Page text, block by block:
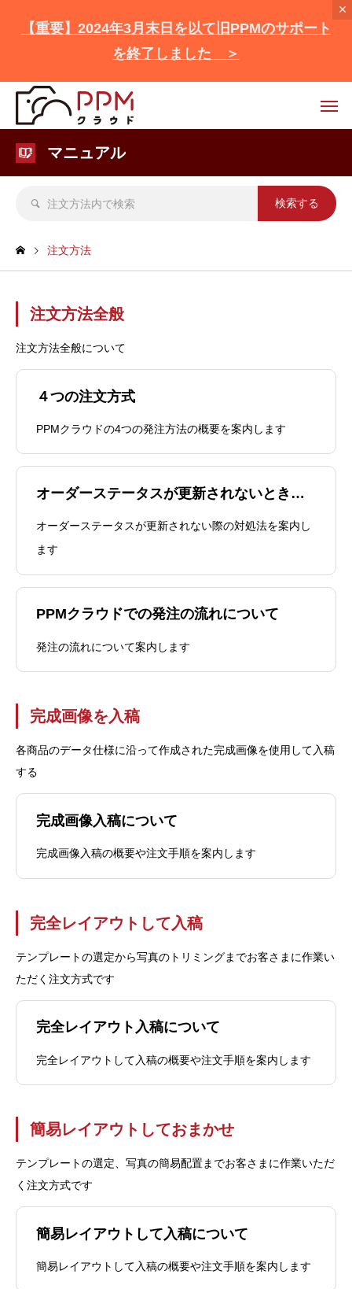
【重要】2024年3月末日を以て旧PPMのサポート
を終了しました ＞
マニュアル
注文方法
注文方法全般
注文方法全般について
４つの注文方式
PPMクラウドの4つの発注方法の概要を案内します
オーダーステータスが更新されないときは・・
オーダーステータスが更新されない際の対処法を案内し
ます
PPMクラウドでの発注の流れについて
発注の流れについて案内します
完成画像を入稿
各商品のデータ仕様に沿って作成された完成画像を使用して入稿
する
完成画像入稿について
完成画像入稿の概要や注文手順を案内します
完全レイアウトして入稿
テンプレートの選定から写真のトリミングまでお客さまに作業い
ただく注文方式です
完全レイアウト入稿について
完全レイアウトして入稿の概要や注文手順を案内します
簡易レイアウトしておまかせ
テンプレートの選定、写真の簡易配置までお客さまに作業いただ
く注文方式です
簡易レイアウトして入稿について
簡易レイアウトして入稿の概要や注文手順を案内します